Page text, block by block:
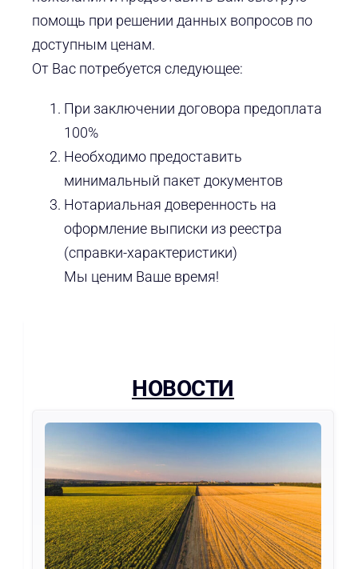
помощь при решении данных вопросов по
доступным ценам.
От Вас потребуется следующее:
При заключении договора предоплата
100%
Необходимо предоставить
минимальный пакет документов
Нотариальная доверенность на
оформление выписки из реестра
(справки-характеристики)
Мы ценим Ваше время!
НОВОСТИ